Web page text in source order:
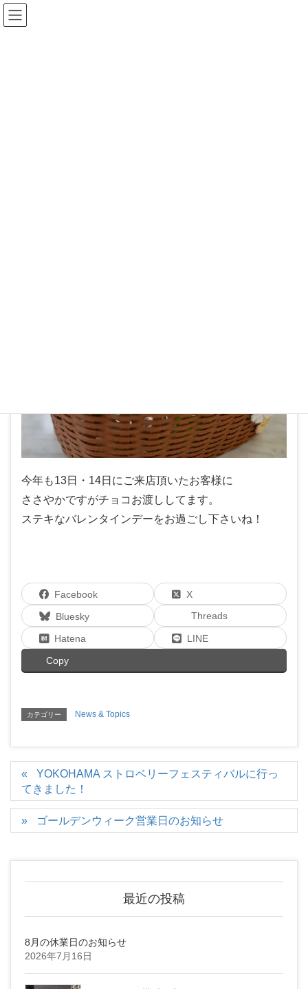
今年も13日・14日にご来店頂いたお客様に
ささやかですがチョコお渡ししてます。
ステキなバレンタインデーをお過ごし下さいね！
Facebook
X
Bluesky
Threads
Hatena
LINE
Copy
カテゴリー News & Topics
YOKOHAMA ストロベリーフェスティバルに行っ
てきました！
ゴールデンウィーク営業日のお知らせ
最近の投稿
8月の休業日のお知らせ
2026年7月16日